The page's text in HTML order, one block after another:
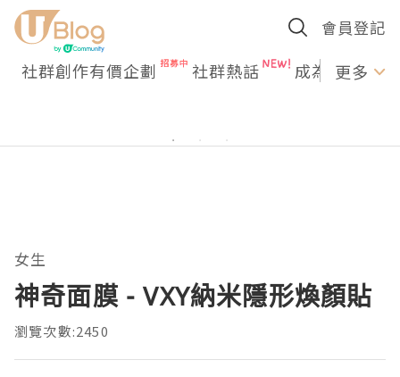
會員登記
社群創作有價企劃 社群熱話 成為U更多
女生
神奇面膜 - VXY納米隱形煥顏貼
瀏覽次數:2450